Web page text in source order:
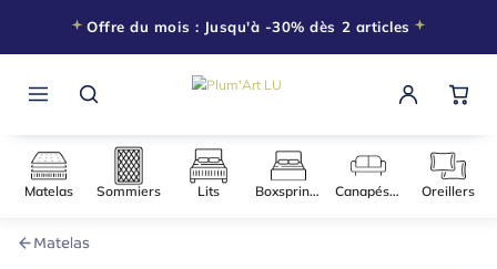
Offre du mois : Jusqu'à -30% dès 2 articles
Matelas
Matelas090 × 200